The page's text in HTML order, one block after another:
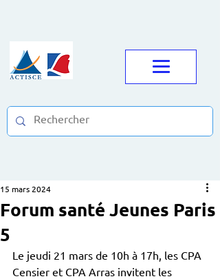
Forum santé Jeunes Paris
5
15 mars 2024
Le jeudi 21 mars de 10h à 17h, les CPA
Censier et CPA Arras invitent les